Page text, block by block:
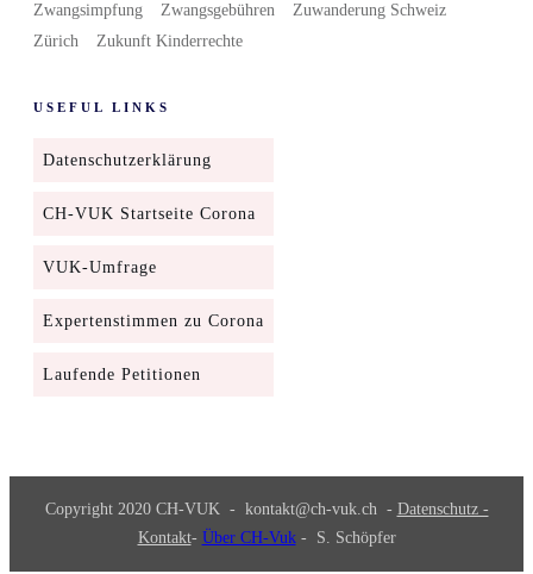
Zwangsimpfung Zwangsgebühren
Zuwanderung Schweiz
Zürich
Zukunft Kinderrechte
USEFUL LINKS
Datenschutzerklärung
CH-VUK Startseite Corona
VUK-Umfrage
Expertenstimmen zu Corona
Laufende Petitionen
Copyright 2020 CH-VUK- kontakt@ch-vuk.ch- Datenschutz -
Kontakt- Über CH-Vuk- S. Schöpfer